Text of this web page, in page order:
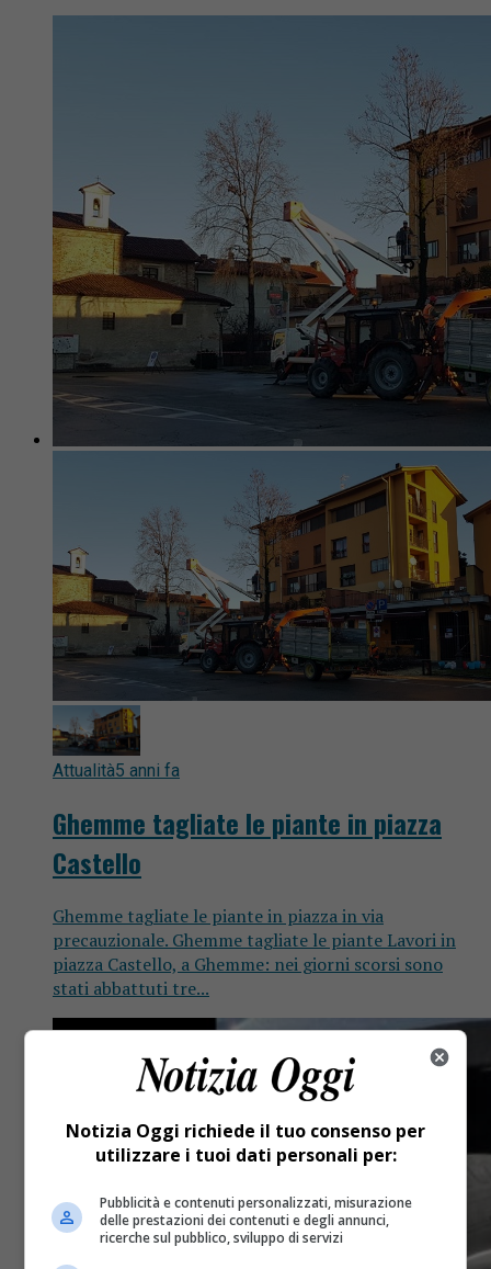
Attualità5 anni fa
Ghemme tagliate le piante in piazza
Castello
Ghemme tagliate le piante in piazza in via
precauzionale. Ghemme tagliate le piante Lavori in
piazza Castello, a Ghemme: nei giorni scorsi sono
stati abbattuti tre...
Notizia Oggi richiede il tuo consenso per
utilizzare i tuoi dati personali per:
Pubblicità e contenuti personalizzati, misurazione
delle prestazioni dei contenuti e degli annunci,
ricerche sul pubblico, sviluppo di servizi